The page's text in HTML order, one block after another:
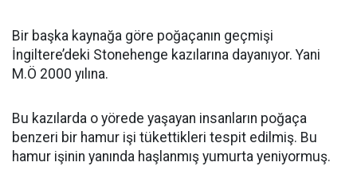
Bir başka kaynağa göre poğaçanın geçmişi
İngiltere’deki Stonehenge kazılarına dayanıyor. Yani
M.Ö 2000 yılına.
Bu kazılarda o yörede yaşayan insanların poğaça
benzeri bir hamur işi tükettikleri tespit edilmiş. Bu
hamur işinin yanında haşlanmış yumurta yeniyormuş.